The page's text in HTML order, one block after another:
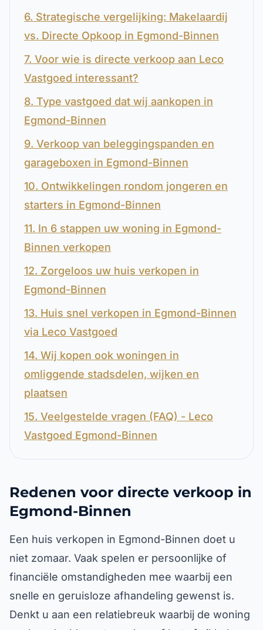
6. Strategische vergelijking: Makelaardij
vs. Directe Opkoop in Egmond-Binnen
7. Voor wie is directe verkoop aan Leco
Vastgoed interessant?
8. Type vastgoed dat wij aankopen in
Egmond-Binnen
9. Verkoop van beleggingspanden en
garageboxen in Egmond-Binnen
10. Ontwikkelingen rondom jongeren en
starters in Egmond-Binnen
11. In 6 stappen uw woning in Egmond-
Binnen verkopen
12. Zorgeloos uw huis verkopen in
Egmond-Binnen
13. Huis snel verkopen in Egmond-Binnen
via Leco Vastgoed
14. Wij kopen ook woningen in
omliggende stadsdelen, wijken en
plaatsen
15. Veelgestelde vragen (FAQ) - Leco
Vastgoed Egmond-Binnen
Redenen voor directe verkoop in
Egmond-Binnen
Een huis verkopen in Egmond-Binnen doet u
niet zomaar. Vaak spelen er persoonlijke of
financiële omstandigheden mee waarbij een
snelle en geruisloze afhandeling gewenst is.
Denkt u aan een relatiebreuk waarbij de woning